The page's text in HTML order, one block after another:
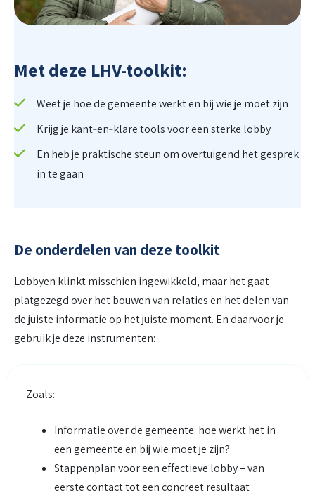
Met deze LHV-toolkit:
Weet je hoe de gemeente werkt en bij wie je moet zijn
Krijg je kant‑en‑klare tools voor een sterke lobby
En heb je praktische steun om overtuigend het gesprek
in te gaan
De onderdelen van deze toolkit
Lobbyen klinkt misschien ingewikkeld, maar het gaat
platgezegd over het bouwen van relaties en het delen van
de juiste informatie op het juiste moment. En daarvoor je
gebruik je deze instrumenten:
Zoals:
Informatie over de gemeente: hoe werkt het in
een gemeente en bij wie moet je zijn?
Stappenplan voor een effectieve lobby – van
eerste contact tot een concreet resultaat